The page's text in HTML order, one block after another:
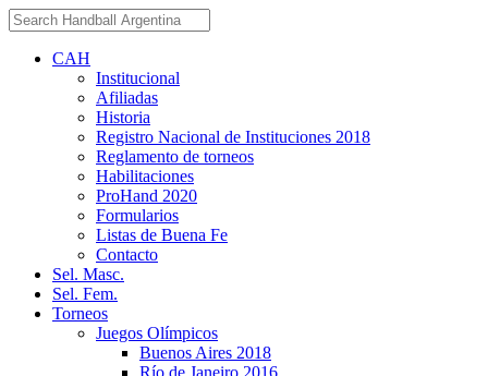
CAH
Institucional
Afiliadas
Historia
Registro Nacional de Instituciones 2018
Reglamento de torneos
Habilitaciones
ProHand 2020
Formularios
Listas de Buena Fe
Contacto
Sel. Masc.
Sel. Fem.
Torneos
Juegos Olímpicos
Buenos Aires 2018
Río de Janeiro 2016